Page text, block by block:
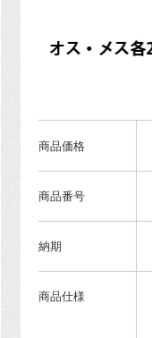
商品価格
商品番号
納期
商品仕様